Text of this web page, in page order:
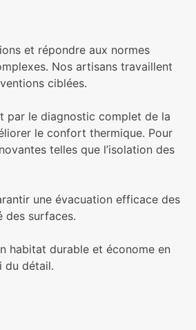
et répondre aux normes
Nos artisans travaillent
ciblées.
par le diagnostic complet de la
le confort thermique. Pour
telles que l’isolation des
une évacuation efficace des
des surfaces.
habitat durable et économe en
du détail.